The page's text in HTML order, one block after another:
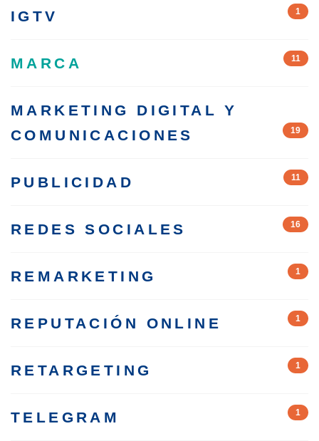
IGTV 1
MARCA 11
MARKETING DIGITAL Y
COMUNICACIONES
19
PUBLICIDAD 11
REDES SOCIALES 16
REMARKETING 1
REPUTACIÓN ONLINE 1
RETARGETING 1
TELEGRAM 1